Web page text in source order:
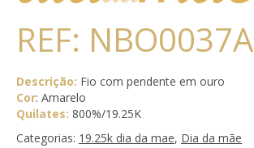
REF: NBO0037A
Descrição: Fio com pendente em ouro
Cor: Amarelo
Quilates: 800%/19.25K
Categorias: 19.25k dia da mae, Dia da mãe